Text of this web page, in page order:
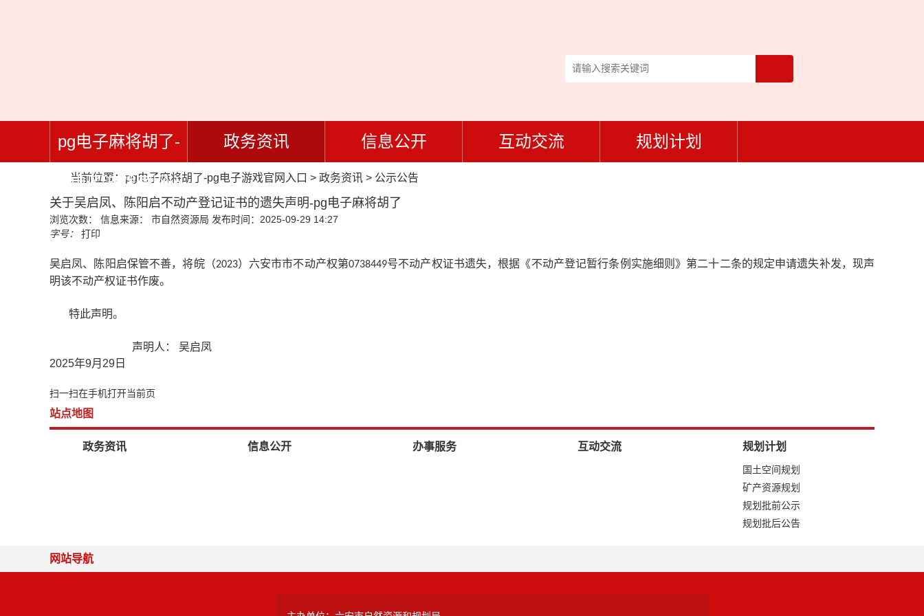
pg电子麻将胡了-
pg电子游戏官网入
口
政务资讯 信息公开 互动交流 规划计划
当前位置： pg电子麻将胡了-pg电子游戏官网入口 > 政务资讯 > 公示公告
关于吴启凤、陈阳启不动产登记证书的遗失声明-pg电子麻将胡了
浏览次数： 信息来源： 市自然资源局 发布时间：2025-09-29 14:27
字号：
打印
吴启凤、陈阳启保管不善，将皖（2023）六安市市不动产权第0738449号不动产权证书遗失，根据《不动产登记暂行条例实施细则》第二十二条的规定申请遗失补发，现声
明该不动产权证书作废。
特此声明。
声明人： 吴启凤
2025年9月 29 日
扫一扫在手机打开当前页
站点地图
政务资讯 信息公开 办事服务 互动交流 规划计划
国土空间规划
矿产资源规划
规划批前公示
规划批后公告
网站导航